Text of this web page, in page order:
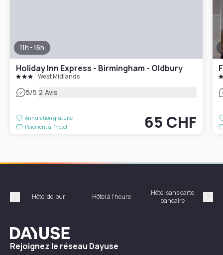
11h - 16h
Holiday Inn Express - Birmingham - Oldbury
West Midlands
5/5|2 Avis
Annulation gratuite
Paiement à l'hôtel
65 CHF
Précédent
Hôtel de jour Hôtel à l'heure
Hôtel sans carte
bancaire
Dayuse
Rejoignez le réseau Dayuse